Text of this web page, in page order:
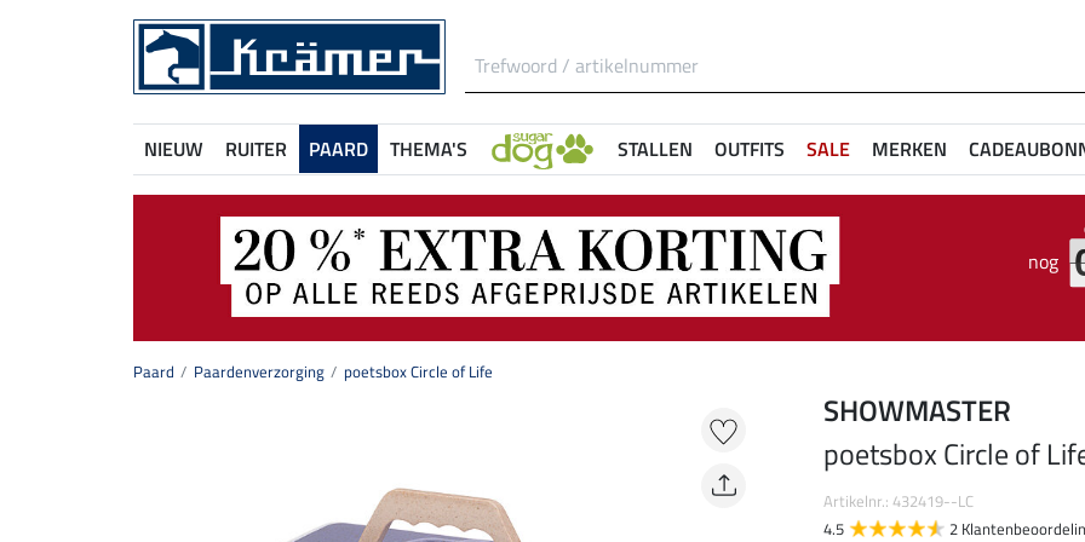
NIEUW RUITER PAARD THEMA'S STALLEN OUTFITS SALE MERKEN
nog
Paard Paardenverzorging poetsbox Circle of Life
SHOWMASTER
poetsbox Circle of
Artikelnr.: 432419--LC
4.5
2